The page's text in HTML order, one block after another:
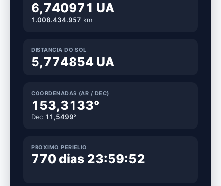
6,740971 UA
1.008.434.958 km
DISTANCIA DO SOL
5,774854 UA
COORDENADAS (AR / DEC)
153,3133°
Dec 11,5499°
PROXIMO PERIELIO
770 dias 23:59:51